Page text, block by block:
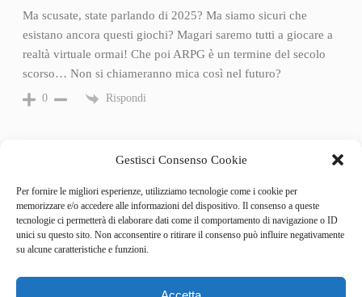
Gestisci Consenso Cookie
Per fornire le migliori esperienze, utilizziamo tecnologie come i cookie per
memorizzare e/o accedere alle informazioni del dispositivo. Il consenso a queste
tecnologie ci permetterà di elaborare dati come il comportamento di navigazione o ID
unici su questo sito. Non acconsentire o ritirare il consenso può influire negativamente
su alcune caratteristiche e funzioni.
Ma scusate, state parlando di 2025? Ma siamo sicuri che
esistano ancora questi giochi? Magari saremo tutti a giocare a
realtà virtuale ormai! Che poi ARPG è un termine del secolo
scorso… Non si chiameranno mica così nel futuro?
0 Rispondi